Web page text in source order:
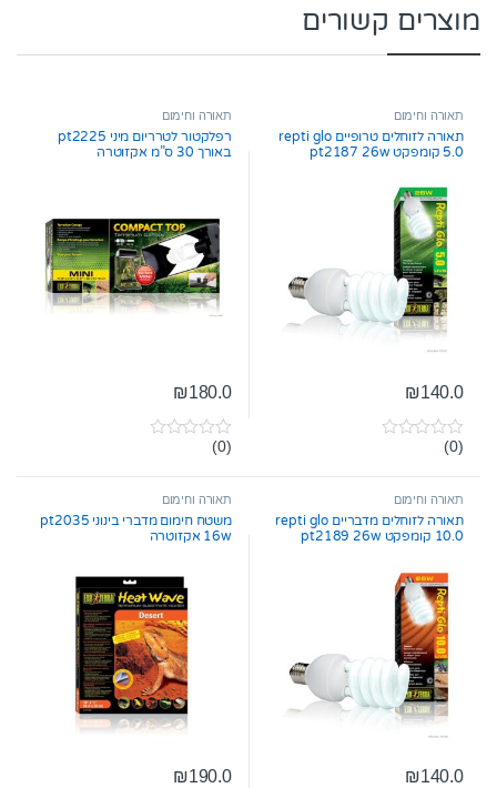
מוצרים קשורים
תאורה וחימום
תאורה לזוחלים טרופיים repti glo
5.0 קומפקט pt2187 26w
₪140.0
0
t
f
5
(0)
תאורה וחימום
רפלקטור לטרריום מיני pt2225
באורך 30 ס”מ אקזוטרה
₪180.0
0
t
f
5
(0)
תאורה וחימום
תאורה לזוחלים מדבריים repti glo
10.0 קומפקט pt2189 26w
₪140.0
תאורה וחימום
משטח חימום מדברי בינוני pt2035
16w אקזוטרה
₪190.0